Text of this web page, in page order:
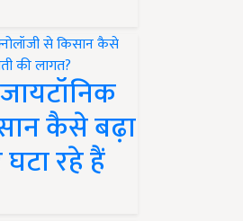
कैसे बढ़ा
रहे हैं